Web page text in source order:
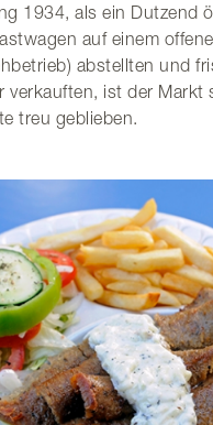
1934, als ein Dutzend
auf einem
abstellten und
verkauften, ist der Markt
treu geblieben.